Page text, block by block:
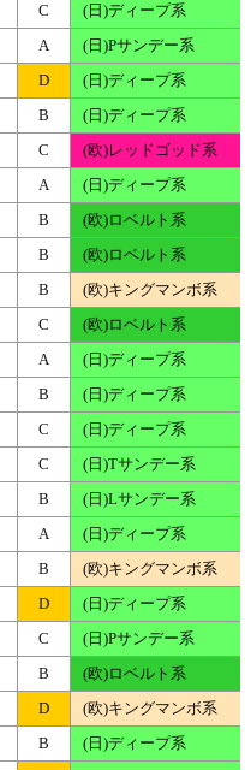
C (日)ディープ系
A (日)Pサンデー系
D (日)ディープ系
B (日)ディープ系
C (欧)レッドゴッド系
A (日)ディープ系
B (欧)ロベルト系
B (欧)ロベルト系
B (欧)キングマンボ系
C (欧)ロベルト系
A (日)ディープ系
B (日)ディープ系
C (日)ディープ系
C (日)Tサンデー系
B (日)Lサンデー系
A (日)ディープ系
B (欧)キングマンボ系
D (日)ディープ系
C (日)Pサンデー系
B (欧)ロベルト系
D (欧)キングマンボ系
B (日)ディープ系